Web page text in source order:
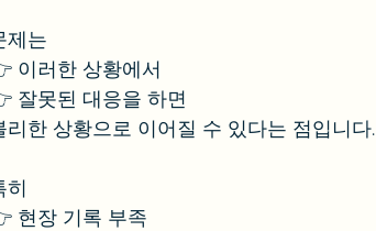
제는
이러한 상황에서
잘못된 대응을 하면
리한 상황으로 이어질 수 있다는 점입니다.
히
현장 기록 부족